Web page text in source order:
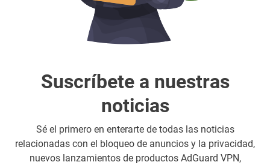
Suscríbete a nuestras
noticias
Sé el primero en enterarte de todas las noticias
relacionadas con el bloqueo de anuncios y la privacidad,
nuevos lanzamientos de productos AdGuard VPN,